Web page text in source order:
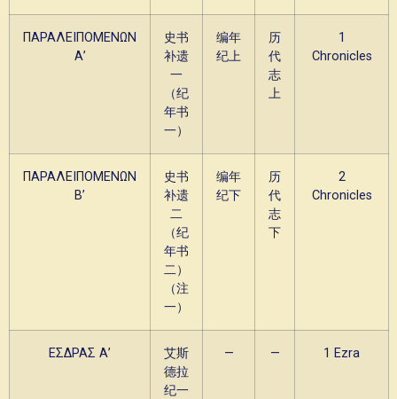
ΠΑΡΑΛΕΙΠΟΜΕΝΩΝ
Α’
史书
补遗
一
（纪
年书
一）
编年
纪上
历
代
志
上
1
Chronicles
ΠΑΡΑΛΕΙΠΟΜΕΝΩΝ
Β’
史书
补遗
二
（纪
年书
二）
（注
一）
编年
纪下
历
代
志
下
2
Chronicles
ΕΣΔΡΑΣ Α’
艾斯
德拉
纪一
— — 1 Ezra